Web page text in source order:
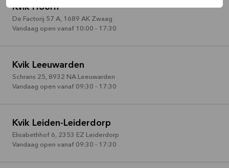
Kvik Hoorn
De Factorij 57 A, 1689 AK Zwaag
Vandaag open vanaf 10:00 - 17:30
Kvik Leeuwarden
Schrans 25, 8932 NA Leeuwarden
Vandaag open vanaf 09:30 - 17:30
Kvik Leiden-Leiderdorp
Elisabethhof 6, 2353 EZ Leiderdorp
Vandaag open vanaf 09:30 - 17:30